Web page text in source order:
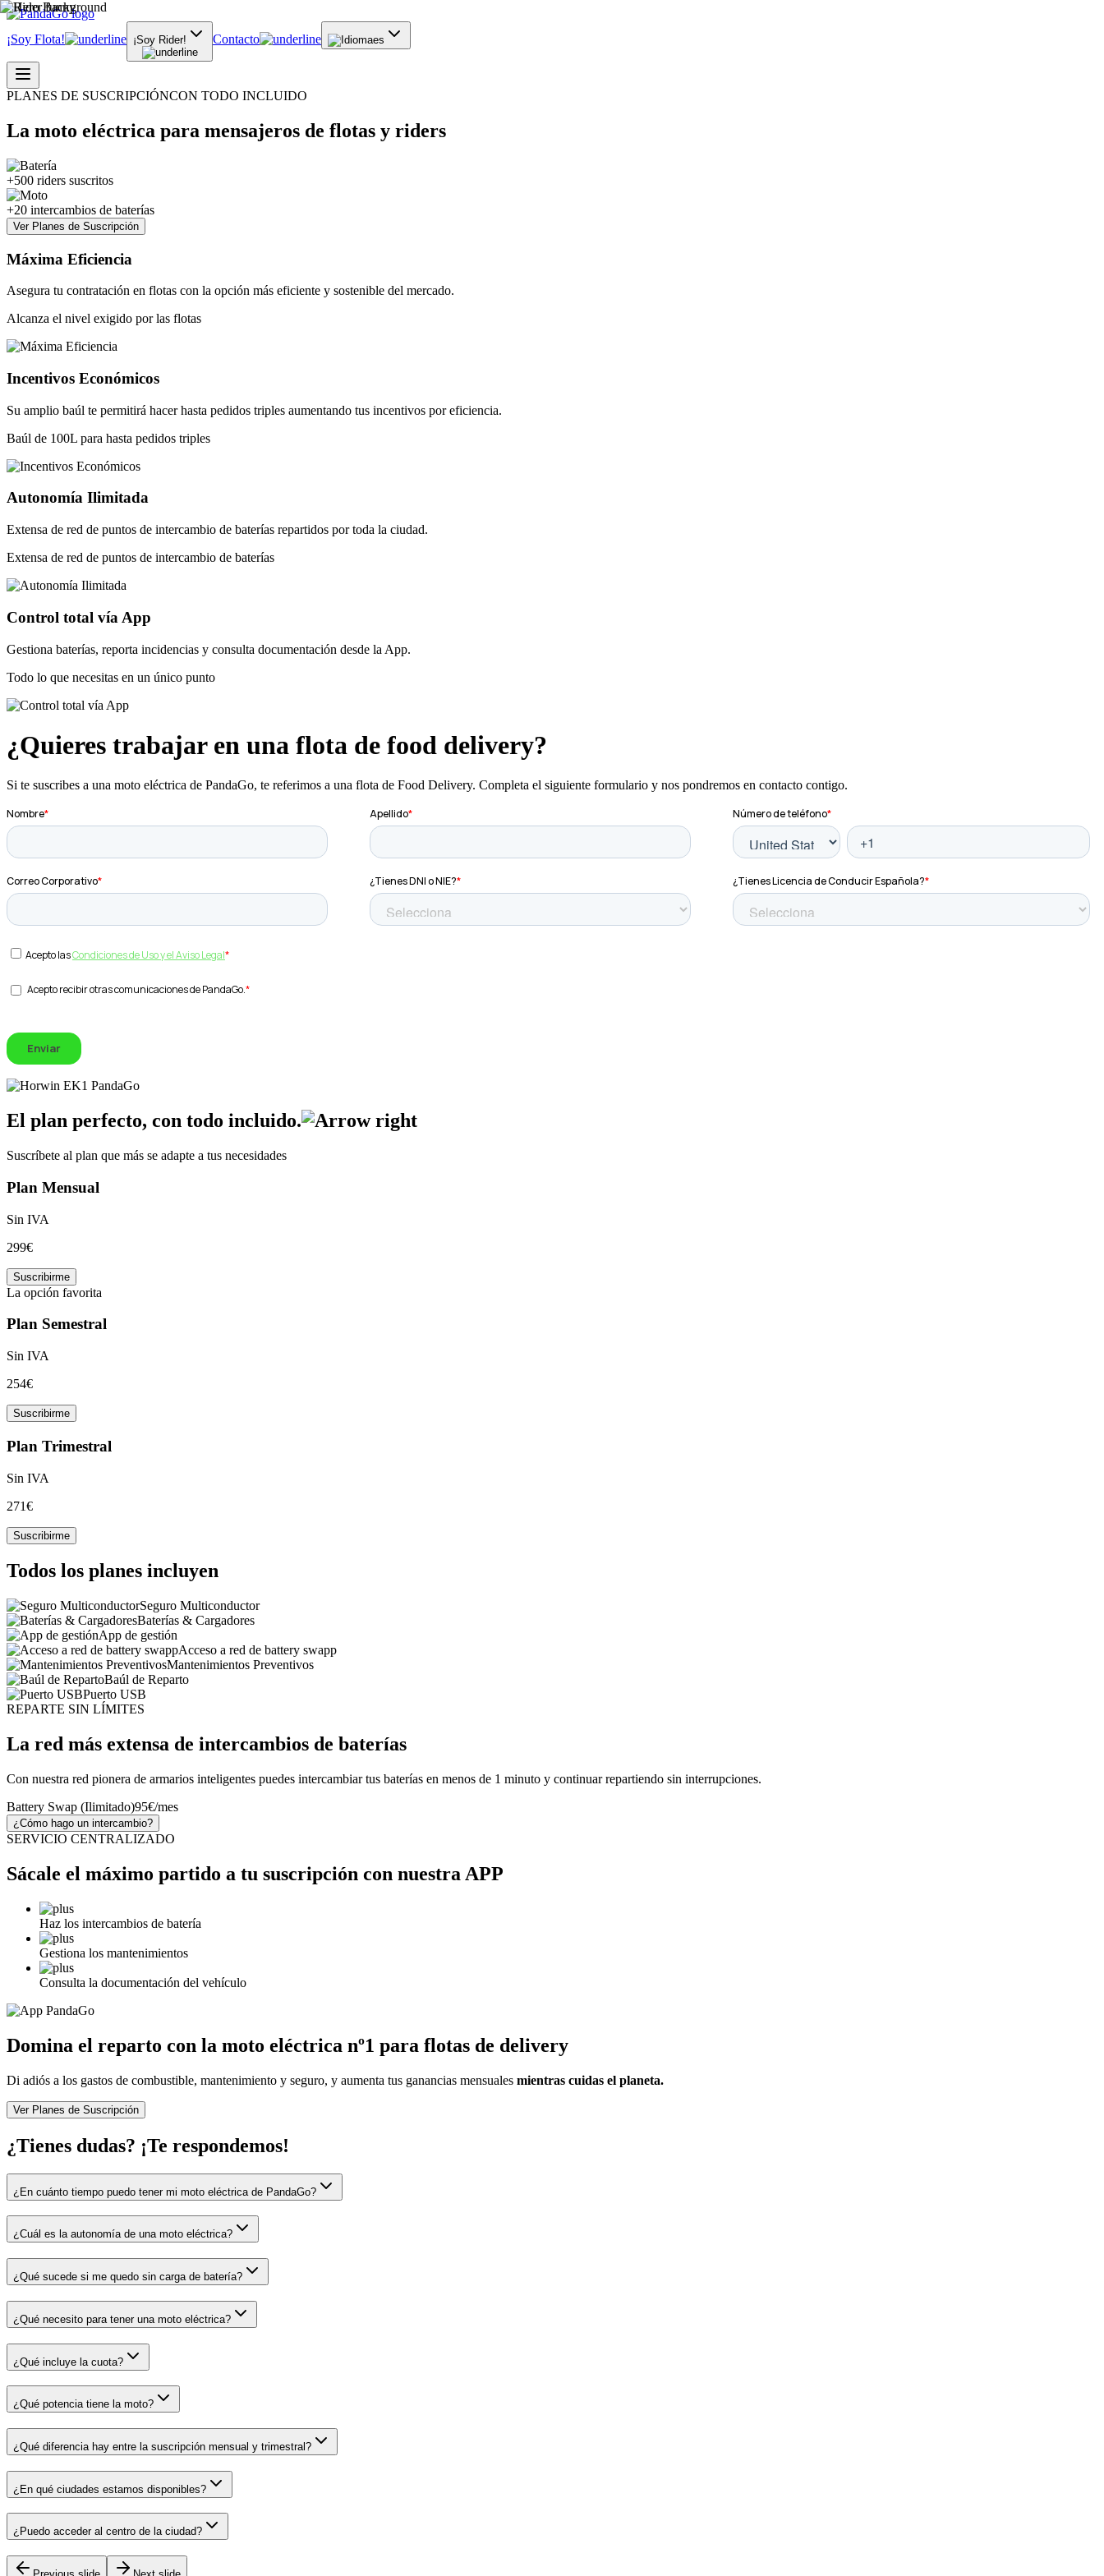
¡Soy Flota! ¡Soy Rider! Contacto es
PLANES DE SUSCRIPCIÓNCON TODO INCLUIDO
La moto eléctrica para mensajeros de flotas y riders
+500 riders suscritos
+20 intercambios de baterías
Ver Planes de Suscripción
Máxima Eficiencia
Asegura tu contratación en flotas con la opción más eficiente y sostenible del mercado.
Alcanza el nivel exigido por las flotas
Incentivos Económicos
Su amplio baúl te permitirá hacer hasta pedidos triples aumentando tus incentivos por eficiencia.
Baúl de 100L para hasta pedidos triples
Autonomía Ilimitada
Extensa de red de puntos de intercambio de baterías repartidos por toda la ciudad.
Extensa de red de puntos de intercambio de baterías
Control total vía App
Gestiona baterías, reporta incidencias y consulta documentación desde la App.
Todo lo que necesitas en un único punto
¿Quieres trabajar en una flota de food delivery?
Si te suscribes a una moto eléctrica de PandaGo, te referimos a una flota de Food Delivery. Completa el siguiente formulario y nos pondremos en contacto contigo.
El plan perfecto, con todo incluido.
Suscríbete al plan que más se adapte a tus necesidades
Plan Mensual
Sin IVA
299€
Suscribirme
La opción favorita
Plan Semestral
Sin IVA
254€
Suscribirme
Plan Trimestral
Sin IVA
271€
Suscribirme
Todos los planes incluyen
Seguro Multiconductor
Baterías & Cargadores
App de gestión
Acceso a red de battery swapp
Mantenimientos Preventivos
Baúl de Reparto
Puerto USB
REPARTE SIN LÍMITES
La red más extensa de intercambios de baterías
Con nuestra red pionera de armarios inteligentes puedes intercambiar tus baterías en menos de 1 minuto y continuar repartiendo sin interrupciones.
Battery Swap (Ilimitado)95€/mes
¿Cómo hago un intercambio?
SERVICIO CENTRALIZADO
Sácale el máximo partido a tu suscripción con nuestra APP
Haz los intercambios de batería
Gestiona los mantenimientos
Consulta la documentación del vehículo
Domina el reparto con la moto eléctrica nº1 para flotas de delivery
Di adiós a los gastos de combustible, mantenimiento y seguro, y aumenta tus ganancias mensuales mientras cuidas el planeta.
Ver Planes de Suscripción
¿Tienes dudas? ¡Te respondemos!
¿En cuánto tiempo puedo tener mi moto eléctrica de PandaGo?
¿Cuál es la autonomía de una moto eléctrica?
¿Qué sucede si me quedo sin carga de batería?
¿Qué necesito para tener una moto eléctrica?
¿Qué incluye la cuota?
¿Qué potencia tiene la moto?
¿Qué diferencia hay entre la suscripción mensual y trimestral?
¿En qué ciudades estamos disponibles?
¿Puedo acceder al centro de la ciudad?